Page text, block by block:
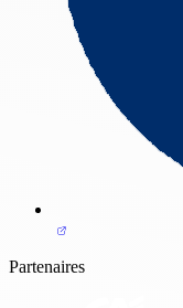
Partenaires